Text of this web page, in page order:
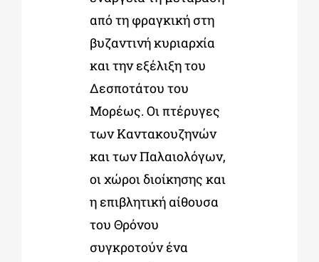
από τη φραγκική στη
βυζαντινή κυριαρχία
και την εξέλιξη του
Δεσποτάτου του
Μορέως. Οι πτέρυγες
των Καντακουζηνών
και των Παλαιολόγων,
οι χώροι διοίκησης και
η επιβλητική αίθουσα
του Θρόνου
συγκροτούν ένα